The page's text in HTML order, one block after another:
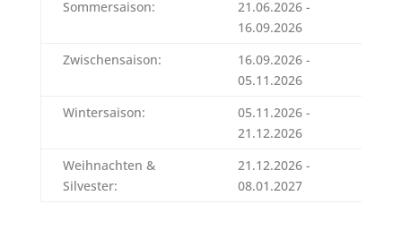
Sommersaison:
21.06.2026 -
16.09.2026
Zwischensaison:
16.09.2026 -
05.11.2026
Wintersaison:
05.11.2026 -
21.12.2026
Weihnachten &
Silvester:
21.12.2026 -
08.01.2027